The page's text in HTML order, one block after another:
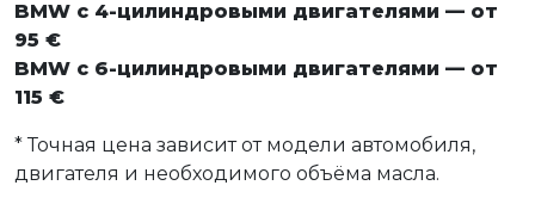
BMW с 4-цилиндровыми двигателями — от
95 €
BMW с 6-цилиндровыми двигателями — от
115 €
* Точная цена зависит от модели автомобиля,
двигателя и необходимого объёма масла.